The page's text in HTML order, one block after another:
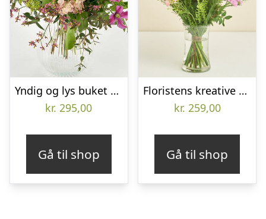
Yndig og lys buket – Send blomster med Bloomit
kr. 295,00
Gå til shop
Floristens kreative buket i lyserøde nuancer
kr. 259,00
Gå til shop